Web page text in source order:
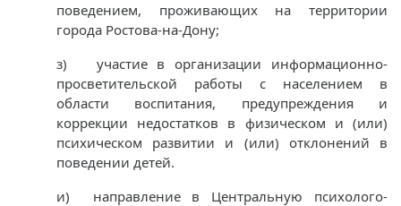
поведением, проживающих на территории
города Ростова-на-Дону;
з) участие в организации информационно-
просветительской работы с населением в
области воспитания, предупреждения и
коррекции недостатков в физическом и (или)
психическом развитии и (или) отклонений в
поведении детей.
и) направление в Центральную психолого-